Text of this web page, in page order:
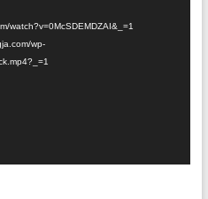
watch?v=0McSDEMDZAI&_=1
wp-